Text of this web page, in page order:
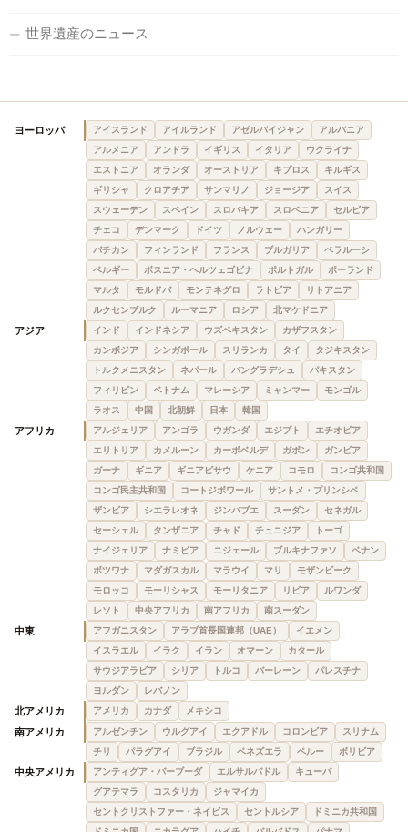
世界遺産のニュース
ヨーロッパ アイスランド アイルランド アゼルバイジャン
アルバニア
アルメニア
アンドラ イギリス イタリア
ウクライナ
エストニア
オランダ オーストリア キプロス
キルギス
ギリシャ
クロアチア サンマリノ ジョージア
スイス
スウェーデン
スペイン スロバキア スロベニア
セルビア
チェコ
デンマーク ドイツ ノルウェー
ハンガリー
バチカン
フィンランド フランス ブルガリア
ベラルーシ
ベルギー
ボスニア・ヘルツェゴビナ ポルトガル
ポーランド
マルタ
モルドバ モンテネグロ ラトビア
リトアニア
ルクセンブルク
ルーマニア ロシア 北マケドニア
アジア インド インドネシア ウズベキスタン
カザフスタン
カンボジア
シンガポール スリランカ タイ
タジキスタン
トルクメニスタン
ネパール バングラデシュ
パキスタン
フィリピン
ベトナム マレーシア ミャンマー
モンゴル
ラオス
中国 北朝鮮 日本 韓国
アフリカ アルジェリア アンゴラ ウガンダ エジプト
エチオピア
エリトリア
カメルーン カーボベルデ ガボン
ガンビア
ガーナ
ギニア ギニアビサウ ケニア コモロ
コンゴ共和国
コンゴ民主共和国
コートジボワール
サントメ・プリンシペ
ザンビア
シエラレオネ ジンバブエ スーダン
セネガル
セーシェル
タンザニア チャド チュニジア
トーゴ
ナイジェリア
ナミビア ニジェール ブルキナファソ
ベナン
ボツワナ
マダガスカル マラウイ マリ
モザンビーク
モロッコ
モーリシャス モーリタニア リビア
ルワンダ
レソト
中央アフリカ 南アフリカ 南スーダン
中東 アフガニスタン アラブ首長国連邦（UAE）
イエメン
イスラエル
イラク イラン オマーン
カタール
サウジアラビア
シリア トルコ バーレーン
パレスチナ
ヨルダン
レバノン
北アメリカ アメリカ カナダ メキシコ
南アメリカ アルゼンチン ウルグアイ エクアドル コロンビア
スリナム
チリ
パラグアイ ブラジル ベネズエラ ペルー ボリビア
中央アメリカ アンティグア・バーブーダ エルサルバドル
キューバ
グアテマラ
コスタリカ
ジャマイカ
セントクリストファー・ネイビス
セントルシア
ドミニカ共和国